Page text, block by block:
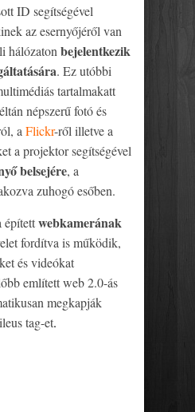
ID segítségével
az esernyőjéről van
hálózaton bejelentkezik
. Ez utóbbi
tartalmakatt
népszerű fotó és
a Flickr-ről illetve a
a projektor segítségével
belsejére, a
zuhogó esőben.
építettwebkamerának
fordítva is működik,
és videókat
említett web 2.0-ás
megkapják
tag-et.